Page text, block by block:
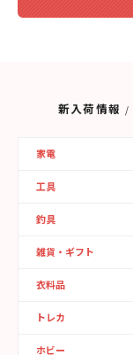
新入荷情報
家電
工具
釣具
雑貨・ギフト
衣料品
トレカ
ホビー